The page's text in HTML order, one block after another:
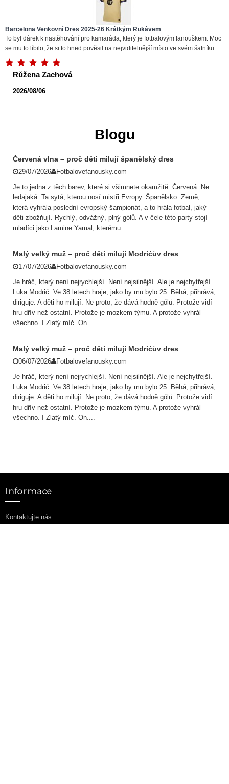
Barcelona Venkovní Dres 2025-26 Krátkým Rukávem
To byl dárek k nastěhování pro kamaráda, který je fotbalovým fanouškem. Moc
se mu to líbilo, že si to hned pověsil na nejviditelnější místo ve svém šatníku.....
Růžena Zachová
2026/08/06
Blogu
Červená vlna – proč děti milují španělský dres
29/07/2026
Fotbalovefanousky.com
Je to jedna z těch barev, které si všimnete okamžitě. Červená. Ne
ledajaká. Ta sytá, kterou nosí mistři Evropy. Španělsko. Země,
která vyhrála poslední evropský šampionát, a to hrála fotbal, jaký
děti zbožňují. Rychlý, odvážný, plný gólů. A v čele této party stojí
mladíci jako Lamine Yamal, kterému ....
Malý velký muž – proč děti milují Modrićův dres
17/07/2026
Fotbalovefanousky.com
Je hráč, který není nejrychlejší. Není nejsilnější. Ale je nejchytřejší.
Luka Modrić. Ve 38 letech hraje, jako by mu bylo 25. Běhá, přihrává,
diriguje. A děti ho milují. Ne proto, že dává hodně gólů. Protože vidí
hru dřív než ostatní. Protože je mozkem týmu. A protože vyhrál
všechno. I Zlatý míč. On....
Malý velký muž – proč děti milují Modrićův dres
06/07/2026
Fotbalovefanousky.com
Je hráč, který není nejrychlejší. Není nejsilnější. Ale je nejchytřejší.
Luka Modrić. Ve 38 letech hraje, jako by mu bylo 25. Běhá, přihrává,
diriguje. A děti ho milují. Ne proto, že dává hodně gólů. Protože vidí
hru dřív než ostatní. Protože je mozkem týmu. A protože vyhrál
všechno. I Zlatý míč. On....
Informace
Kontaktujte nás